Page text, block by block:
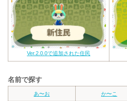
Ver.2.0.0で追加された住民
名前で探す
あ〜お か〜こ